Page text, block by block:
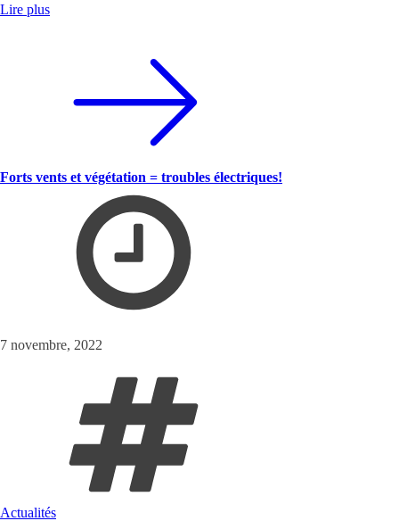
Lire plus
Forts vents et végétation = troubles électriques!
7 novembre, 2022
Actualités